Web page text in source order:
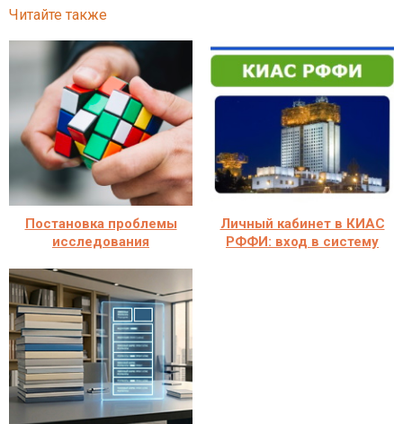
Читайте также
Постановка проблемы
исследования
Личный кабинет в КИАС
РФФИ: вход в систему